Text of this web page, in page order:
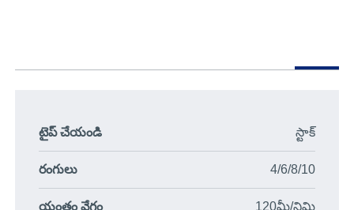
టైప్ చేయండి స్టాక్
రంగులు 4/6/8/10
యంత్రం వేగం 120మీ/నిమి